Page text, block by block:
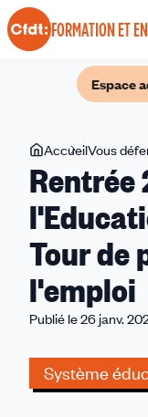
Panneau de gestion des
FORMATION ET
Espace
Vous
êtes
ici
AccueilVous
Rentrée
Tour de
l'emploi
Publié le 26 janv.
Système